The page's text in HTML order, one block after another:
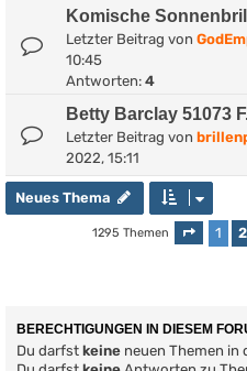
Komische
Letzter Beitrag von
10:45
Antworten: 4
Betty Barclay 51073
Letzter Beitrag von
2022, 15:11
Neues Thema
1295 Themen Seite 1
1 2
BERECHTIGUNGEN IN DIESEM
Du darfst keine neuen Themen in